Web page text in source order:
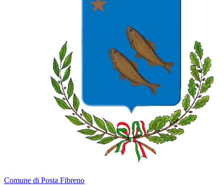
Comune di Posta Fibreno